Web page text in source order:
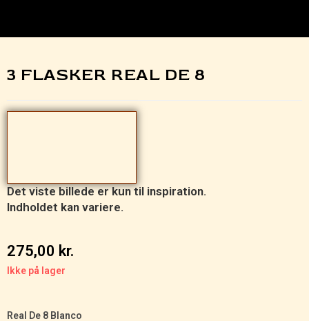
3 FLASKER REAL DE 8
Det viste billede er kun til inspiration.
Indholdet kan variere.
275,00 kr.
Ikke på lager
Real De 8 Blanco